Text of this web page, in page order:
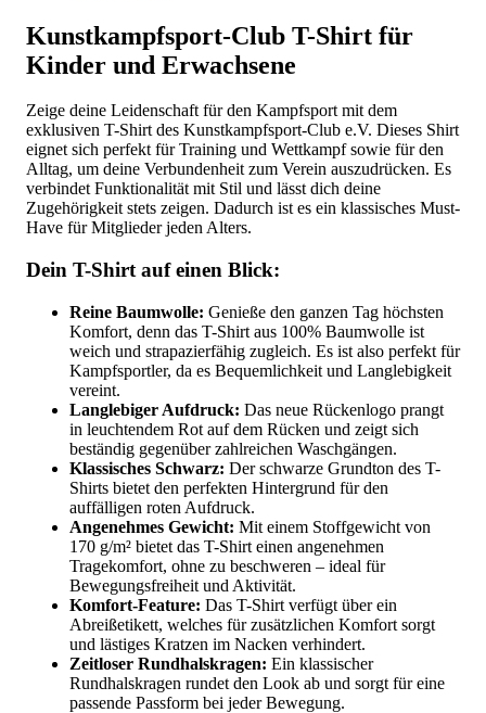
Kunstkampfsport-Club T-Shirt für
Kinder und Erwachsene
Zeige deine Leidenschaft für den Kampfsport mit dem
exklusiven T-Shirt des Kunstkampfsport-Club e.V. Dieses Shirt
eignet sich perfekt für Training und Wettkampf sowie für den
Alltag, um deine Verbundenheit zum Verein auszudrücken. Es
verbindet Funktionalität mit Stil und lässt dich deine
Zugehörigkeit stets zeigen. Dadurch ist es ein klassisches Must-
Have für Mitglieder jeden Alters.
Dein T-Shirt auf einen Blick:
Reine Baumwolle: Genieße den ganzen Tag höchsten
Komfort, denn das T-Shirt aus 100% Baumwolle ist
weich und strapazierfähig zugleich. Es ist also perfekt für
Kampfsportler, da es Bequemlichkeit und Langlebigkeit
vereint.
Langlebiger Aufdruck: Das neue Rückenlogo prangt
in leuchtendem Rot auf dem Rücken und zeigt sich
beständig gegenüber zahlreichen Waschgängen.
Klassisches Schwarz: Der schwarze Grundton des T-
Shirts bietet den perfekten Hintergrund für den
auffälligen roten Aufdruck.
Angenehmes Gewicht: Mit einem Stoffgewicht von
170 g/m² bietet das T-Shirt einen angenehmen
Tragekomfort, ohne zu beschweren – ideal für
Bewegungsfreiheit und Aktivität.
Komfort-Feature: Das T-Shirt verfügt über ein
Abreißetikett, welches für zusätzlichen Komfort sorgt
und lästiges Kratzen im Nacken verhindert.
Zeitloser Rundhalskragen: Ein klassischer
Rundhalskragen rundet den Look ab und sorgt für eine
passende Passform bei jeder Bewegung.